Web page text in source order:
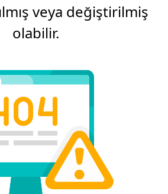
veya değiştirilmiş
olabilir.